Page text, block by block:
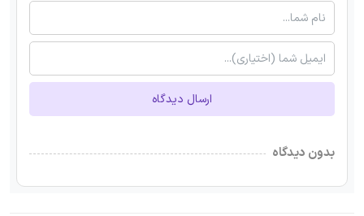
ارسال دیدگاه
بدون دیدگاه